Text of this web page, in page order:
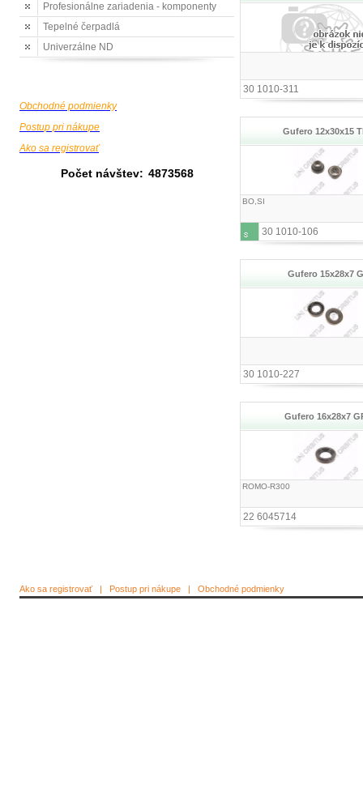
Profesionálne zariadenia - komponenty
Tepelné čerpadlá
Univerzálne ND
Obchodné podmienky
Postup pri nákupe
Ako sa registrovať
Počet návštev: 4873568
30 1010-311
Gufero 12x30x15
BO,SI
30 1010-106
Gufero 15x28x7 G
30 1010-227
Gufero 16x28x7
ROMO-R300
22 6045714
Ako sa registrovať| Postup pri nákupe | Obchodné podmienky